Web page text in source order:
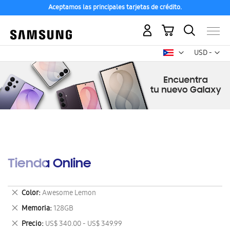
Aceptamos las principales tarjetas de crédito.
USD -
dólar
Mi carrito
Tienda Online
Color Awesome Lemon
Eliminar
este
artículo
Memoria 128GB
Eliminar
este
Precio US$ 340.00 - US$ 349.99
Eliminar